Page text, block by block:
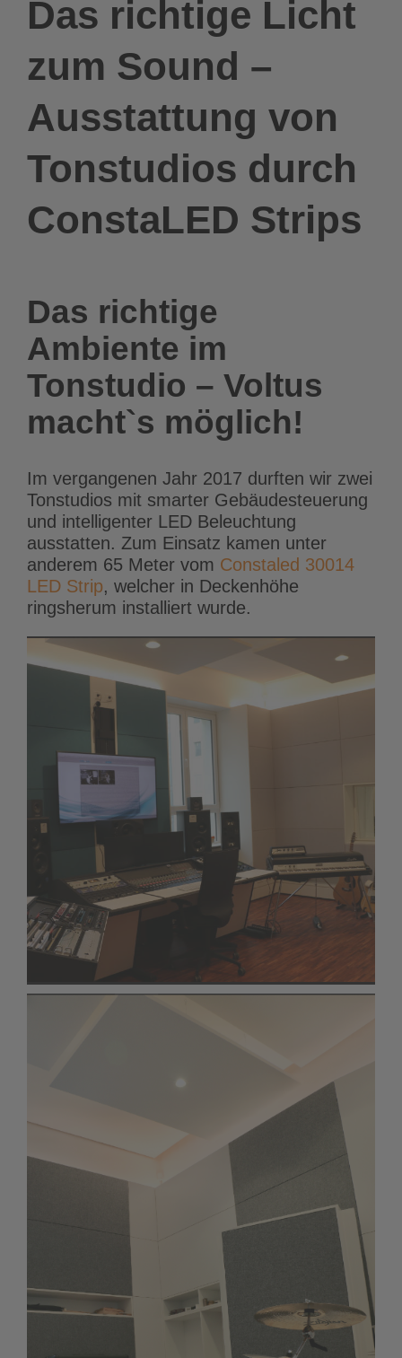
Das richtige Licht
zum Sound –
Ausstattung von
Tonstudios durch
ConstaLED Strips
Das richtige
Ambiente im
Tonstudio – Voltus
macht`s möglich!
Im vergangenen Jahr 2017 durften wir zwei
Tonstudios mit smarter Gebäudesteuerung
und intelligenter LED Beleuchtung
ausstatten. Zum Einsatz kamen unter
anderem 65 Meter vom Constaled 30014
LED Strip, welcher in Deckenhöhe
ringsherum installiert wurde.